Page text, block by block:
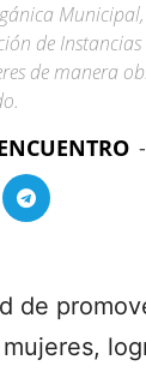
de
de manera
-
de